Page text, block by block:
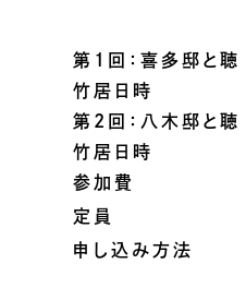
第1回：喜多邸と聴
竹居日時
第2回：八木邸と聴
竹居日時
参加費
定員
申し込み方法